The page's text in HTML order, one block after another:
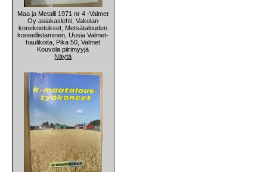
Maa ja Metalli 1971 nr 4 -Valmet
Oy asiakaslehti, Vakolan
konekoetukset, Metsätalouden
koneellistaminen, Uusia Valmet-
haulikoita, Pika 50, Valmet
Kouvola piirimyyjä
Näytä